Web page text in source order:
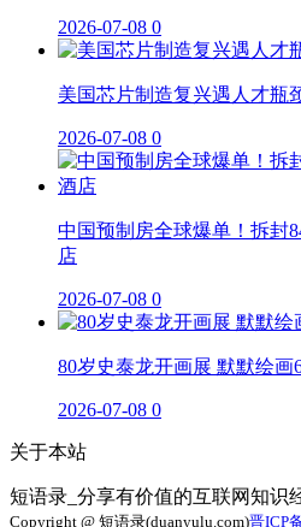
2026-07-08 0
美国芯片制造复兴遇人才瓶
2026-07-08 0
中国预制房全球爆单！拆封
店
2026-07-08 0
80岁史泰龙开画展 默默绘画
2026-07-08 0
关于本站
短语录_分享有价值的互联网知识
Copyright @ 短语录(duanyulu.com)晋ICP